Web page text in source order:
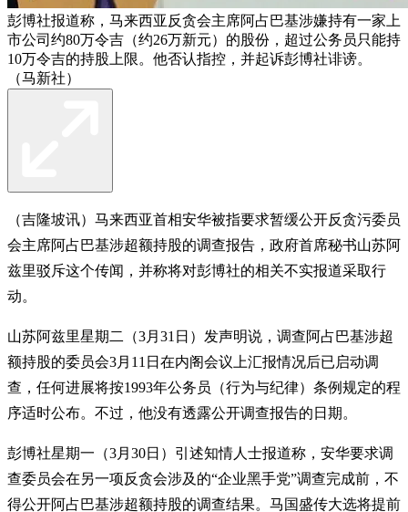
彭博社报道称，马来西亚反贪会主席阿占巴基涉嫌持有一家上
市公司约80万令吉（约26万新元）的股份，超过公务员只能持
10万令吉的持股上限。他否认指控，并起诉彭博社诽谤。
（马新社）
（吉隆坡讯）马来西亚首相安华被指要求暂缓公开反贪污委员
会主席阿占巴基涉超额持股的调查报告，政府首席秘书山苏阿
兹里驳斥这个传闻，并称将对彭博社的相关不实报道采取行
动。
山苏阿兹里星期二（3月31日）发声明说，调查阿占巴基涉超
额持股的委员会3月11日在内阁会议上汇报情况后已启动调
查，任何进展将按1993年公务员（行为与纪律）条例规定的程
序适时公布。不过，他没有透露公开调查报告的日期。
彭博社星期一（3月30日）引述知情人士报道称，安华要求调
查委员会在另一项反贪会涉及的“企业黑手党”调查完成前，不
得公开阿占巴基涉超额持股的调查结果。马国盛传大选将提前